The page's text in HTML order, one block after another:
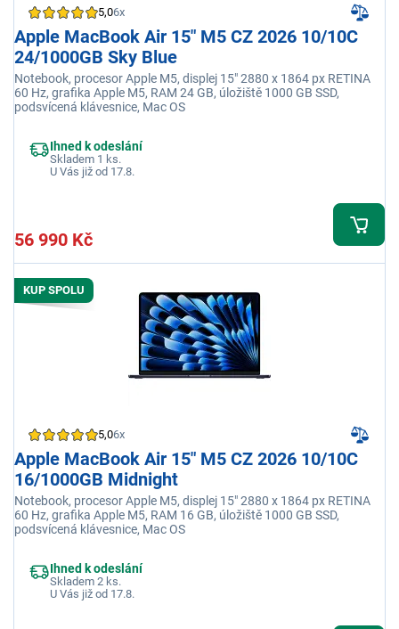
5,06x
Apple MacBook Air 15" M5 CZ 2026 10/10C
24/1000GB Sky Blue
Notebook, procesor Apple M5, displej 15" 2880 x 1864 px RETINA
60 Hz, grafika Apple M5, RAM 24 GB, úložiště 1000 GB SSD,
podsvícená klávesnice, Mac OS
Ihned k odeslání
Skladem 1 ks.
U Vás již od 17.8.
56 990 Kč
KUP SPOLU
5,06x
Apple MacBook Air 15" M5 CZ 2026 10/10C
16/1000GB Midnight
Notebook, procesor Apple M5, displej 15" 2880 x 1864 px RETINA
60 Hz, grafika Apple M5, RAM 16 GB, úložiště 1000 GB SSD,
podsvícená klávesnice, Mac OS
Ihned k odeslání
Skladem 2 ks.
U Vás již od 17.8.